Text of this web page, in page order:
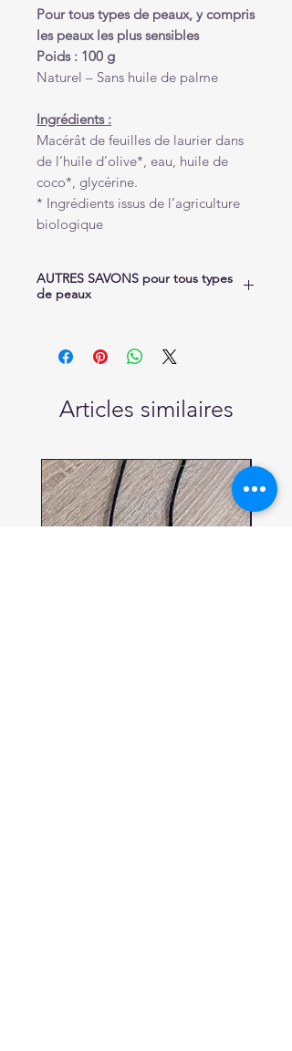
Pour tous types de peaux, y compris
les peaux les plus sensibles
Poids : 100 g
Naturel – Sans huile de palme
Ingrédients :
Macérât de feuilles de laurier dans
de l’huile d’olive*, eau, huile de
coco*, glycérine.
* Ingrédients issus de l’agriculture
biologique
AUTRES SAVONS pour tous types
de peaux
- le P'tit Dromois - réference 116
- le Mielleux - référence 729
Articles similaires